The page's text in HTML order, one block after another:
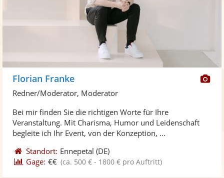
Florian Franke
Redner/Moderator, Moderator
Bei mir finden Sie die richtigen Worte für Ihre
Veranstaltung. Mit Charisma, Humor und Leidenschaft
begleite ich Ihr Event, von der Konzeption, ...
Standort: Ennepetal (DE)
Gage: €€ (ca. 500 € - 1800 € pro Auftritt)